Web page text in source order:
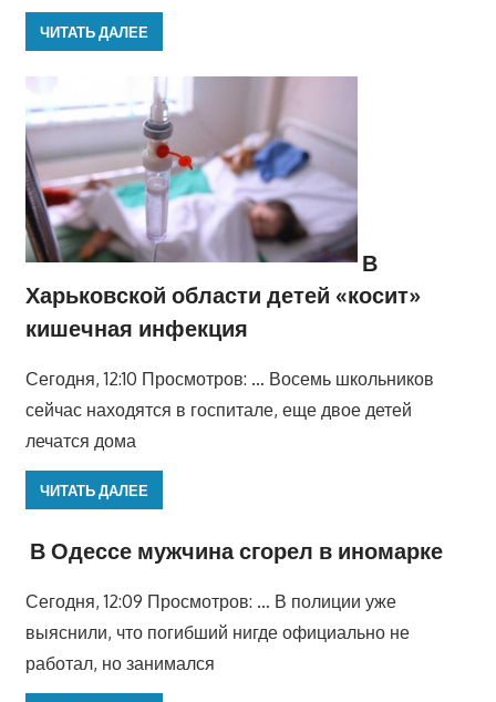
ЧИТАТЬ ДАЛЕЕ
В
Харьковской области детей «косит»
кишечная инфекция
Сегодня, 12:10 Просмотров: … Восемь школьников
сейчас находятся в госпитале, еще двое детей
лечатся дома
ЧИТАТЬ ДАЛЕЕ
В Одессе мужчина сгорел в иномарке
Сегодня, 12:09 Просмотров: … В полиции уже
выяснили, что погибший нигде официально не
работал, но занимался